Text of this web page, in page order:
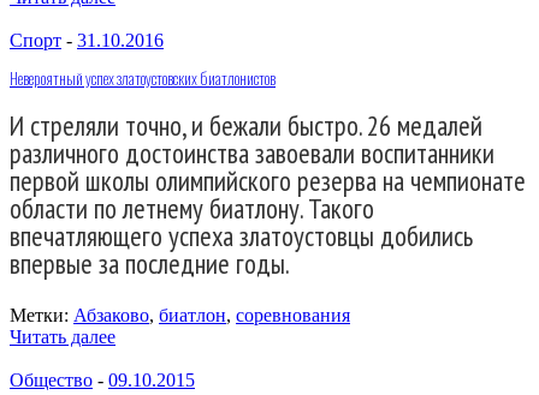
Спорт - 31.10.2016
Невероятный успех златоустовских биатлонистов
И стреляли точно, и бежали быстро. 26 медалей
различного достоинства завоевали воспитанники
первой школы олимпийского резерва на чемпионате
области по летнему биатлону. Такого
впечатляющего успеха златоустовцы добились
впервые за последние годы.
Метки: Абзаково, биатлон, соревнования
Читать далее
Общество - 09.10.2015